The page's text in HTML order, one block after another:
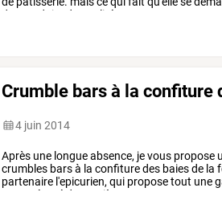
des
produits de qualité,
Crumble bars à la
4 juin 2014
Après une longueabsence, jevous propose
crumbles barsà la confituredes baiesde la
partenaire l'epicurien, qui proposetout une
préparé de manière